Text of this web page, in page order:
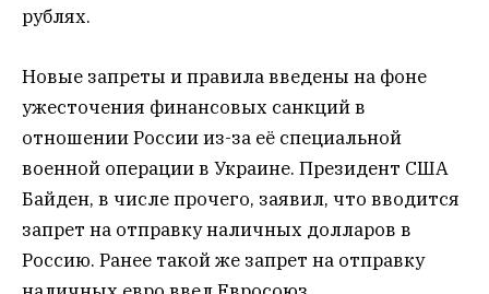
рублях.
Новые запреты и правила введены на фоне
ужесточения финансовых санкций в
отношении России из-за её специальной
военной операции в Украине. Президент США
Байден, в числе прочего, заявил, что вводится
запрет на отправку наличных долларов в
Россию. Ранее такой же запрет на отправку